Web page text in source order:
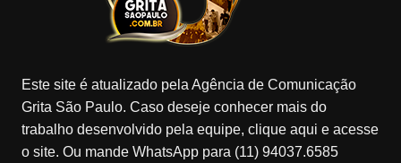
Este site é atualizado pela Agência de Comunicação
Grita São Paulo. Caso deseje conhecer mais do
trabalho desenvolvido pela equipe, clique aqui e acesse
o site. Ou mande WhatsApp para (11) 94037.6585